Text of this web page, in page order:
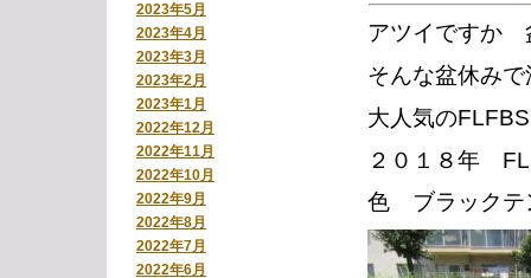
2023年5月
2023年4月
2023年3月
2023年2月
2023年1月
2022年12月
2022年11月
2022年10月
2022年9月
2022年8月
2022年7月
2022年6月
アツイですか
そんな盆休み
大人気の
２０１８年
色 ブラックテ